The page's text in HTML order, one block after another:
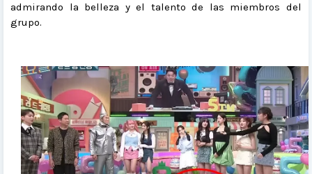
admirando la belleza y el talento de las miembros del
grupo.